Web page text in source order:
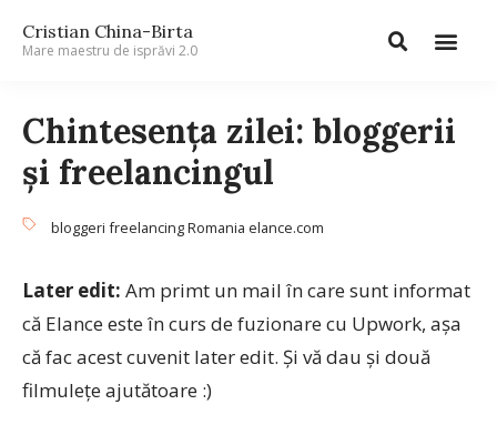
Cristian China-Birta
Mare maestru de isprăvi 2.0
Chintesenţa zilei: bloggerii
şi freelancingul
bloggeri freelancing Romania elance.com
Later edit: Am primt un mail în care sunt informat
că Elance este în curs de fuzionare cu Upwork, așa
că fac acest cuvenit later edit. Și vă dau și două
filmulețe ajutătoare :)